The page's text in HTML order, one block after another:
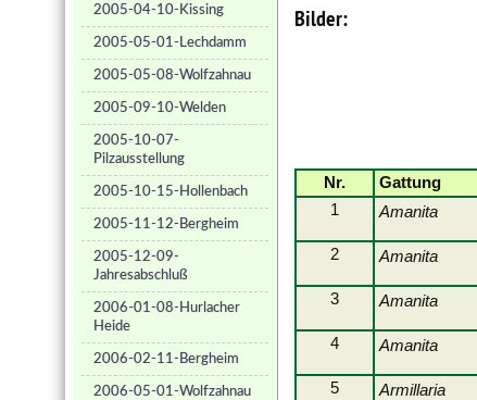
2005-04-10-Kissing
2005-05-01-Lechdamm
2005-05-08-Wolfzahnau
2005-09-10-Welden
2005-10-07-
Pilzausstellung
2005-10-15-Hollenbach
2005-11-12-Bergheim
2005-12-09-
Jahresabschluß
2006-01-08-Hurlacher
Heide
2006-02-11-Bergheim
2006-05-01-Wolfzahnau
Bilder:
Nr.
Gattung
1
Amanita
2 Amanita
3 Amanita
4 Amanita
5 Armillaria